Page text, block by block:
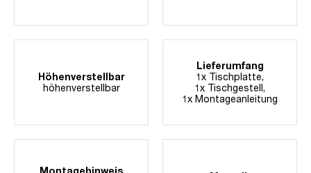
Höhenverstellbar
höhenverstellbar
Lieferumfang
1x Tischplatte,
1x Tischgestell,
1x Montageanleitung
Montagehinweis